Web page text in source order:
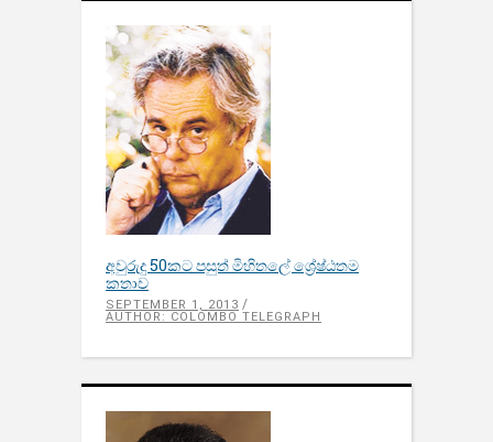
අවුරුදු 50කට පසුත් මිහිතලේ ශ්‍රේෂ්ඨතම
කතාව
SEPTEMBER 1, 2013
AUTHOR: COLOMBO TELEGRAPH